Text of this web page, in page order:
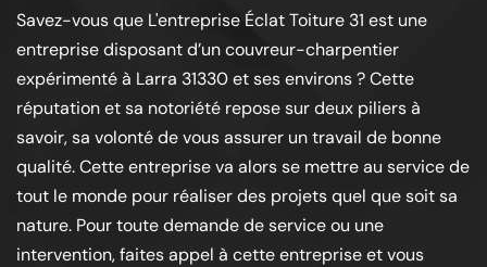
Savez-vous que L'entreprise Éclat Toiture 31 est une
entreprise disposant d’un couvreur-charpentier
expérimenté à Larra 31330 et ses environs ? Cette
réputation et sa notoriété repose sur deux piliers à
savoir, sa volonté de vous assurer un travail de bonne
qualité. Cette entreprise va alors se mettre au service de
tout le monde pour réaliser des projets quel que soit sa
nature. Pour toute demande de service ou une
intervention, faites appel à cette entreprise et vous